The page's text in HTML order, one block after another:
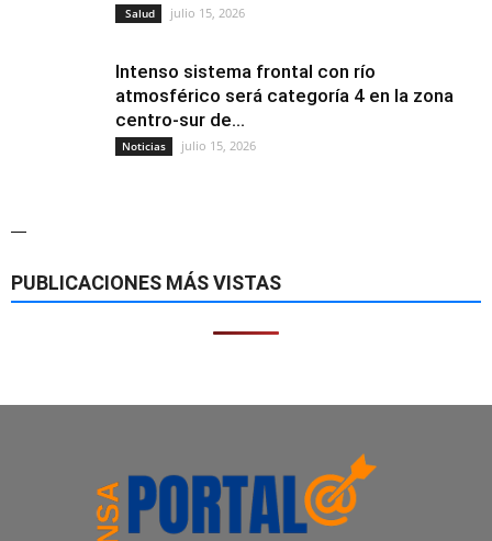
Salud julio 15, 2026
Intenso sistema frontal con río
atmosférico será categoría 4 en la zona
centro-sur de...
Noticias julio 15, 2026
—
PUBLICACIONES MÁS VISTAS